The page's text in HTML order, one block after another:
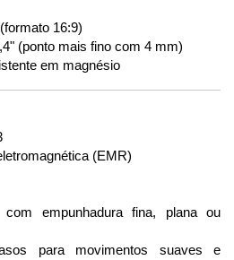
16:9)
(ponto mais fino com 4 mm)
em magnésio
(EMR)
com empunhadura fina, plana ou
para movimentos suaves e